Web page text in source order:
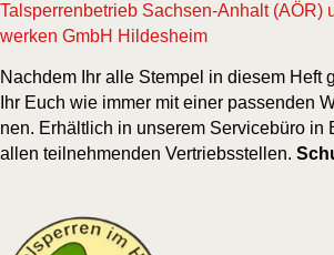
Tal­sper­ren­be­trieb Sach­sen-Anhalt (AÖR)
wer­ken GmbH Hildesheim
Nach­dem Ihr alle Stem­pel in die­sem Heft
Ihr Euch wie immer mit einer pas­sen­den
nen. Erhält­lich in unse­rem Ser­vice­bü­ro in
allen teil­neh­men­den Ver­triebs­stel­len.